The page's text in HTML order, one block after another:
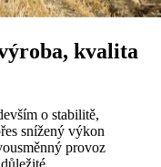
kvalita
o stabilitě,
snížený výkon
provoz